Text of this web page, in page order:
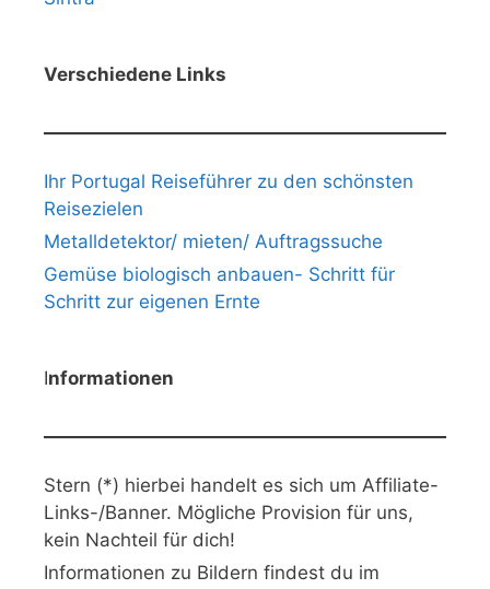
Verschiedene Links
Ihr Portugal Reiseführer zu den schönsten
Reisezielen
Metalldetektor/ mieten/ Auftragssuche
Gemüse biologisch anbauen- Schritt für
Schritt zur eigenen Ernte
Informationen
Stern (*) hierbei handelt es sich um Affiliate-
Links-/Banner. Mögliche Provision für uns,
kein Nachteil für dich!
Informationen zu Bildern findest du im